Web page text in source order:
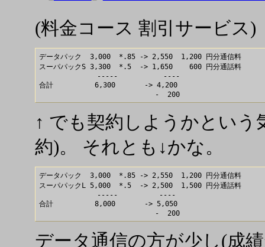
(料金コース 割引サービス)
データパック  3,000  *.85 -> 2,550  1,200 円分通信料
スーパパックS 3,300  *.5  -> 1,650    600 円分通話料
              -----           ----
合計          6,300       -> 4,200
↑ でも契約しようかとい
約)。 それとも↓かな。
データパック  3,000  *.85 -> 2,550  1,200 円分通信料
スーパパックL 5,000  *.5  -> 2,500  1,500 円分通話料
              -----          ----
合計          8,000       -> 5,050
データ通信の方が少し(成